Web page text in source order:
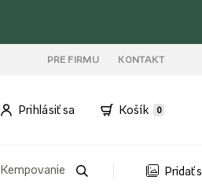
PRE FIRMU KONTAKT
Prihlásiť sa Košík 0
Kempovanie Pridať